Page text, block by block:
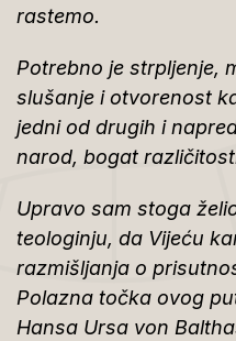
rastemo.
Potrebno je strpljenje,
slušanje i otvorenost
jedni od drugih i
narod, bogat
Upravo sam stoga
teologinju, da Vijeću
razmišljanja o
Polazna točka ovog
Hansa Ursa von